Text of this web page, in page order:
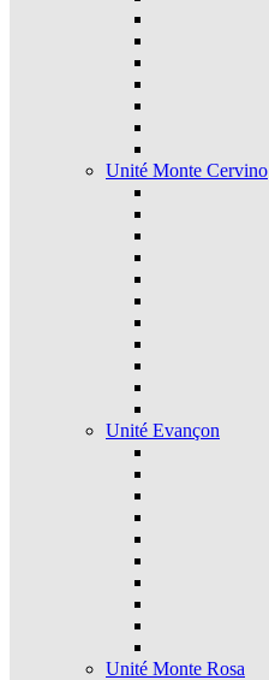
Unité Monte Cervino
Unité Evançon
Unité Monte Rosa